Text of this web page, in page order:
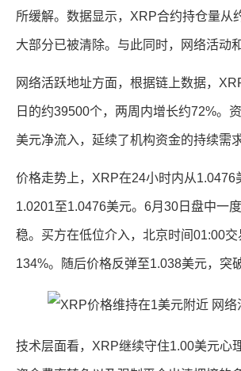
所缓解。数据显示，XRP合约持仓量从
大部分已被清除。与此同时，网络活动
网络活跃地址方面，根据链上数据，
日的约39500个，两周内增长约72%。
美元净流入，延续了机构资金的持续需
价格走势上，XRP在24小时内从
1.0201至1.0476美元。6月30日盘中一
稳。买方在低位介入，北京时间01:00
134%。随后价格反弹至1.038美元，突
技术层面看，XRP继续守住1.00美元心